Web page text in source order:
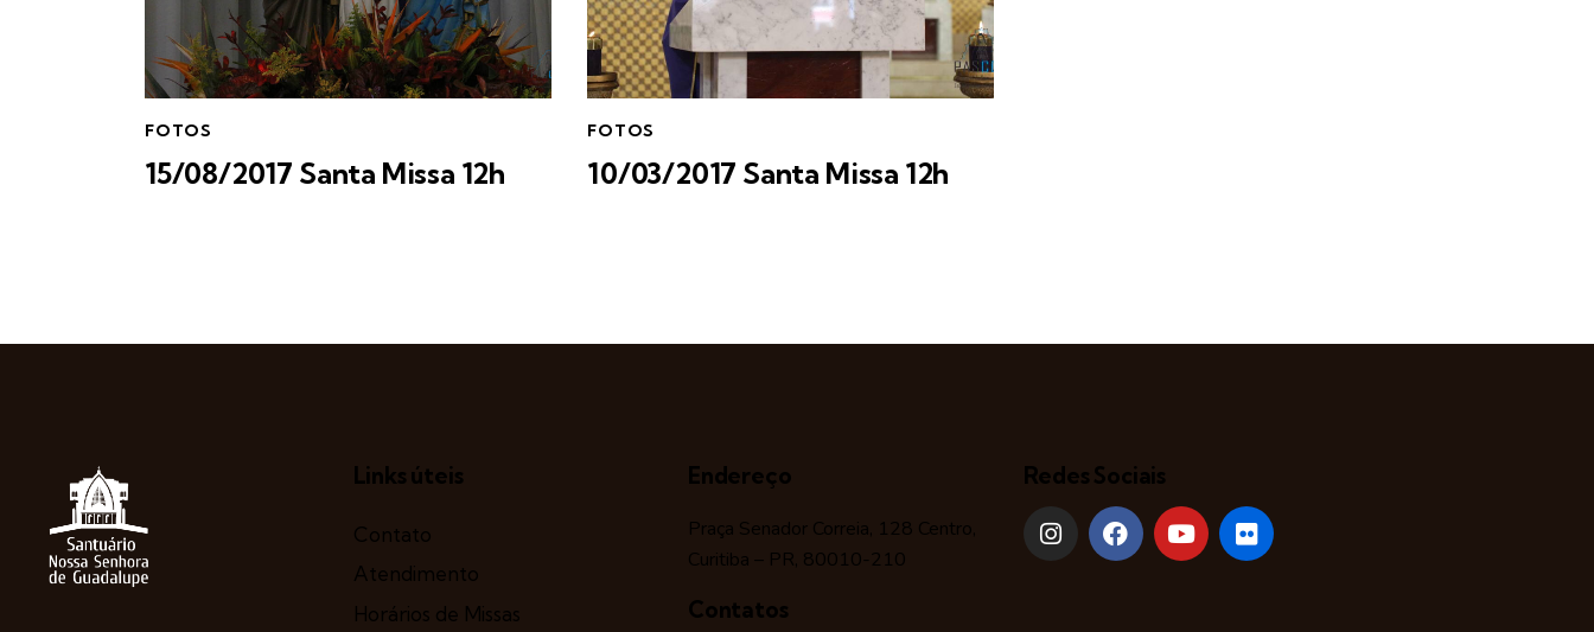
FOTOS
15/08/2017 Santa Missa 12h
FOTOS
10/03/2017 Santa Missa 12h
Links úteis
Contato
Atendimento
Horários de Missas
Endereço
Praça Senador Correia, 128 Centro,
Curitiba – PR, 80010-210
Contatos
Redes Sociais